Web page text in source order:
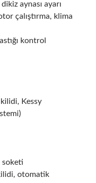
aynası ayarı
çalıştırma, klima
kontrol
Kessy
soketi
otomatik